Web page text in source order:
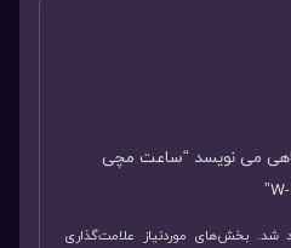
می نویسد “ساعت مچی
شد. بخش‌های موردنیاز علامت‌گذاری